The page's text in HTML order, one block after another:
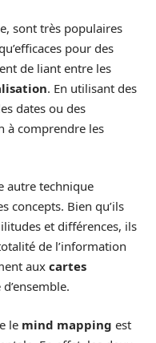
sont très populaires
pour des
de liant entre les
. En utilisant des
dates ou des
à comprendre les
autre technique
concepts. Bien qu’ils
et différences, ils
de l’information
aux cartes
le mind mapping est